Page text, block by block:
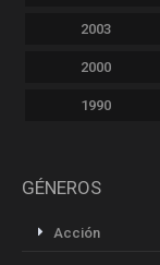
2003
2000
1990
GÉNEROS
Acción